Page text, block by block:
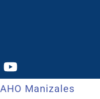
Manizales